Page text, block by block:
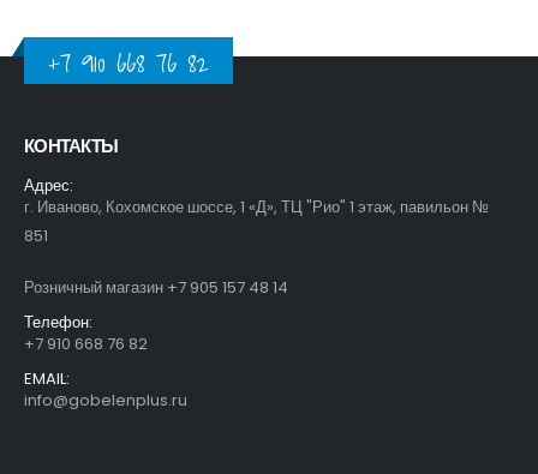
+7 910 668 76 82
КОНТАКТЫ
Адрес:
г. Иваново, Кохомское шоссе, 1 «Д», ТЦ "Рио" 1 этаж, павильон №
851
Розничный магазин +7 905 157 48 14
Телефон:
+7 910 668 76 82
EMAIL:
info@gobelenplus.ru